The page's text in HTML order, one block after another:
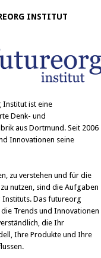
INSTITUT
Institutist eine
Denk- und
aus Dortmund. Seit 2006
Innovationen seine
zu verstehen und für die
nutzen, sind die Aufgaben
Das futureorg
Trends und Innovationen
die Ihr
Ihre Produkte und Ihre